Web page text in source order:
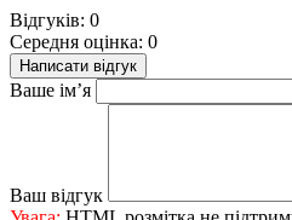
Відгуків: 0
Середня оцінка: 0
Написати відгук
Ваше ім’я
Ваш відгук